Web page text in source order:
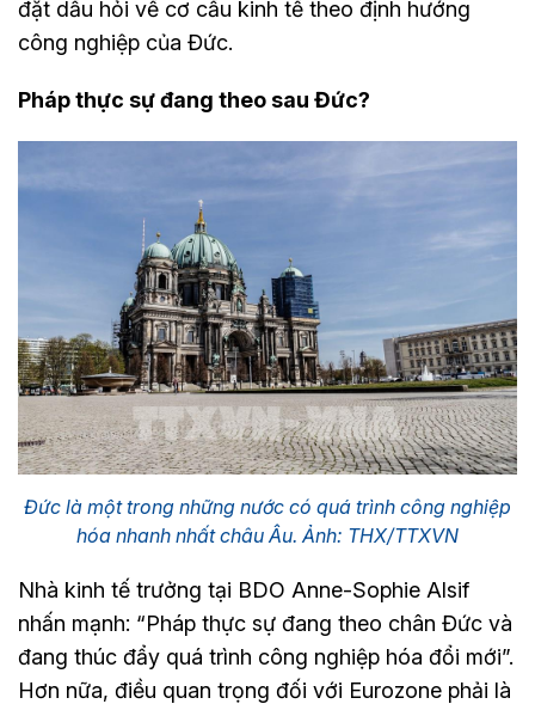
đặt dấu hỏi về cơ cấu kinh tế theo định hướng
công nghiệp của Đức.
Pháp thực sự đang theo sau Đức?
Đức là một trong những nước có quá trình công nghiệp
hóa nhanh nhất châu Âu. Ảnh: THX/TTXVN
Nhà kinh tế trưởng tại BDO Anne-Sophie Alsif
nhấn mạnh: “Pháp thực sự đang theo chân Đức và
đang thúc đẩy quá trình công nghiệp hóa đổi mới”.
Hơn nữa, điều quan trọng đối với Eurozone phải là